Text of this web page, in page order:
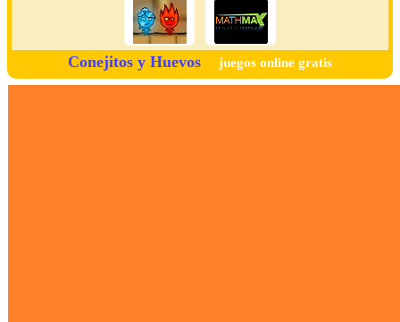
Conejitos y Huevos juegos online gratis